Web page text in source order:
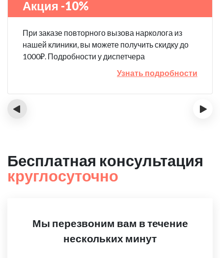
Акция -10%
При заказе повторного вызова нарколога из
нашей клиники, вы можете получить скидку до
1000₽. Подробности у диспетчера
Узнать подробности
‹ ›
Бесплатная консультация
круглосуточно
Мы перезвоним вам в течение
нескольких минут